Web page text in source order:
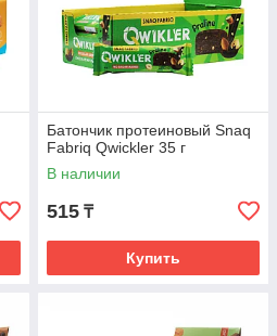
Батончик протеиновый Snaq
Fabriq Qwickler 35 г
В наличии
515 ₸
Купить